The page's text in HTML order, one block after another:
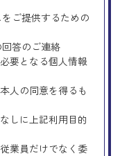
ご提供するための
答のご連絡
要となる個人情報
人の同意を得るも
しに上記利用目的
業員だけでなく委